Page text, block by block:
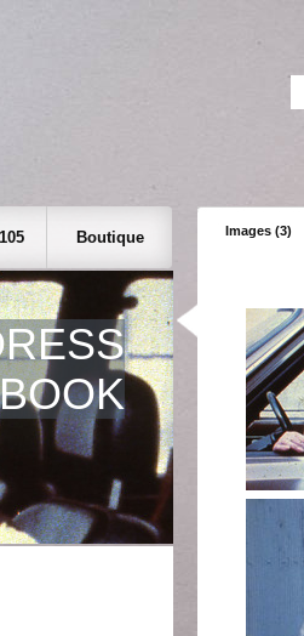
Images (3)
Boutique
BOOK